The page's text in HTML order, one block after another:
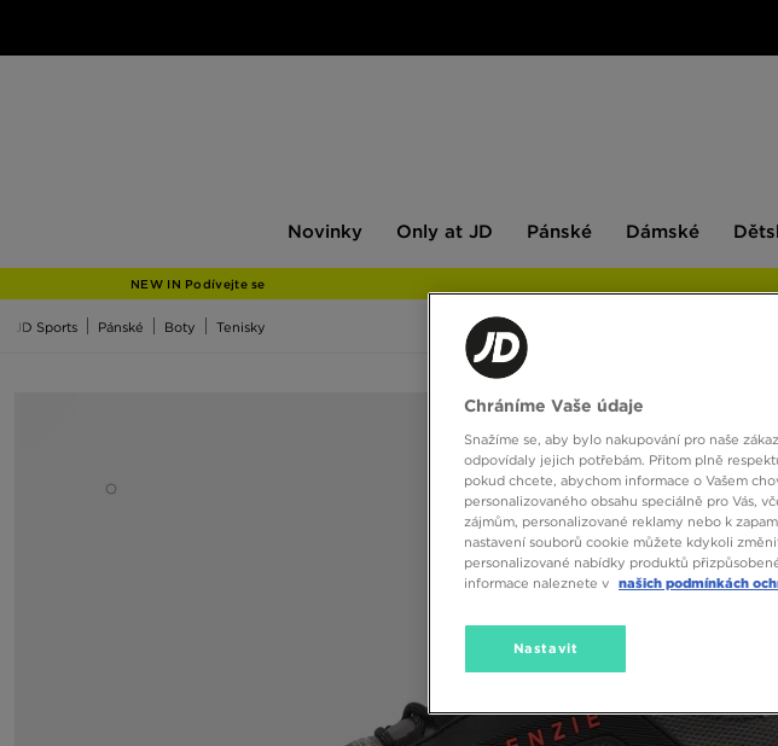
Novinky
JD
Only at JD Pánské Dámské
NEW IN Podívejte se
JD Sports Pánské Boty Tenisky
Chráníme Vaše údaje
Snažíme se, aby bylo nakupování pro naše
odpovídaly jejich potřebám. Přitom plně
pokud chcete, abychom informace o Vašem
personalizovaného obsahu speciálně pro Vás,
zájmům, personalizované reklamy nebo k
nastavení souborů cookie můžete kdykoli
personalizované nabídky produktů
informace naleznete v našich podmínkách
Nastavit